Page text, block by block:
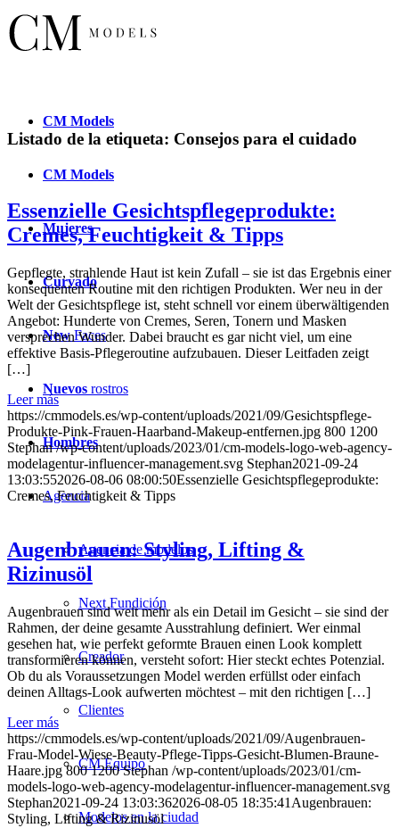
CM Models
CM Models
Mujeres
Curvado
NewFaces
Nuevos rostros
Hombres
Agencia
Agencia de modelos
Next Fundición
Creador
Clientes
CM Equipo
Modelos en la ciudad
Listado de la etiqueta: Consejos para el cuidado
Essenzielle Gesichtspflegeprodukte:
Cremes, Feuchtigkeit & Tipps
Gepflegte, strahlende Haut ist kein Zufall – sie ist das Ergebnis einer
konsequenten Routine mit den richtigen Produkten. Wer neu in der
Welt der Gesichtspflege ist, steht schnell vor einem überwältigenden
Angebot: Hunderte von Cremes, Seren, Tonern und Masken
versprechen Wunder. Dabei braucht es gar nicht viel, um eine
effektive Basis-Pflegeroutine aufzubauen. Dieser Leitfaden zeigt
[…]
Leer más
https://cmmodels.es/wp-content/uploads/2021/09/Gesichtspflege-
Produkte-Pink-Frauen-Haarband-Makeup-entfernen.jpg 800 1200
Stephan /wp-content/uploads/2023/01/cm-models-logo-web-agency-
modelagentur-influencer-management.svg Stephan2021-09-24
13:03:552026-08-06 08:00:50Essenzielle Gesichtspflegeprodukte:
Cremes, Feuchtigkeit & Tipps
Augenbrauen: Styling, Lifting &
Rizinusöl
Augenbrauen sind weit mehr als ein Detail im Gesicht – sie sind der
Rahmen, der deine gesamte Ausstrahlung definiert. Wer einmal
gesehen hat, wie perfekt geformte Brauen einen Look komplett
transformieren können, versteht sofort: Hier steckt echtes Potenzial.
Ob du als Voraussetzungen Model werden erfüllst oder einfach
deinen Alltags-Look aufwerten möchtest – mit den richtigen […]
Leer más
https://cmmodels.es/wp-content/uploads/2021/09/Augenbrauen-
Frau-Model-Wiese-Beauty-Pflege-Tipps-Gesicht-Blumen-Braune-
Haare.jpg 800 1200 Stephan /wp-content/uploads/2023/01/cm-
models-logo-web-agency-modelagentur-influencer-management.svg
Stephan2021-09-24 13:03:362026-08-05 18:35:41 Augenbrauen:
Styling, Lifting & Rizinusöl